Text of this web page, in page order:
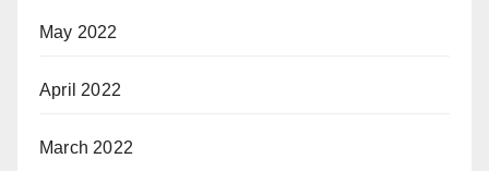
May 2022
April 2022
March 2022